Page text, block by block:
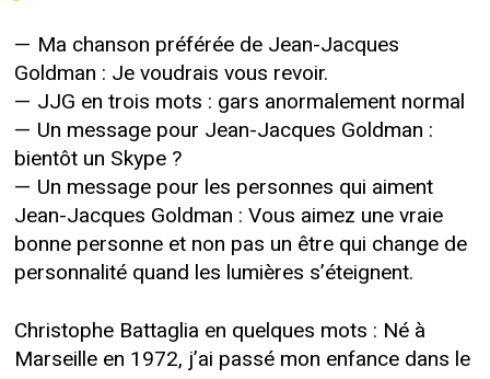
— Ma chanson préférée de Jean-Jacques
Goldman : Je voudrais vous revoir.
— JJG en trois mots : gars anormalement normal
— Un message pour Jean-Jacques Goldman :
bientôt un Skype ?
— Un message pour les personnes qui aiment
Jean-Jacques Goldman : Vous aimez une vraie
bonne personne et non pas un être qui change de
personnalité quand les lumières s’éteignent.
Christophe Battaglia en quelques mots : Né à
Marseille en 1972, j’ai passé mon enfance dans le